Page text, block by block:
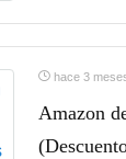
hace 3
Amazon